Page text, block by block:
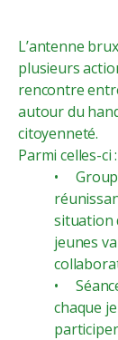
​L’antenne
plusieurs
rencontre
autour du
citoyenneté.
Parmi celles-ci :
•
situation
jeunes
•
chaque